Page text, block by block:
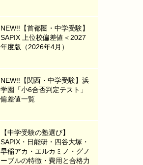
NEW!!【首都圏・中学受験】
SAPIX 上位校偏差値＜2027
年度版（2026年4月）
NEW!!【関西・中学受験】浜
学園「小6合否判定テスト」
偏差値一覧
【中学受験の塾選び】
SAPIX・日能研・四谷大塚・
早稲アカ・エルカミノ・グノ
ーブルの特徴・費用と合格力